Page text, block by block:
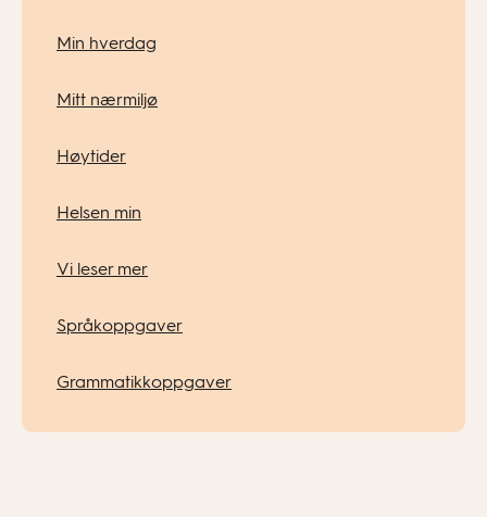
Min hverdag
Mitt nærmiljø
Høytider
Helsen min
Vi leser mer
Språkoppgaver
Grammatikkoppgaver